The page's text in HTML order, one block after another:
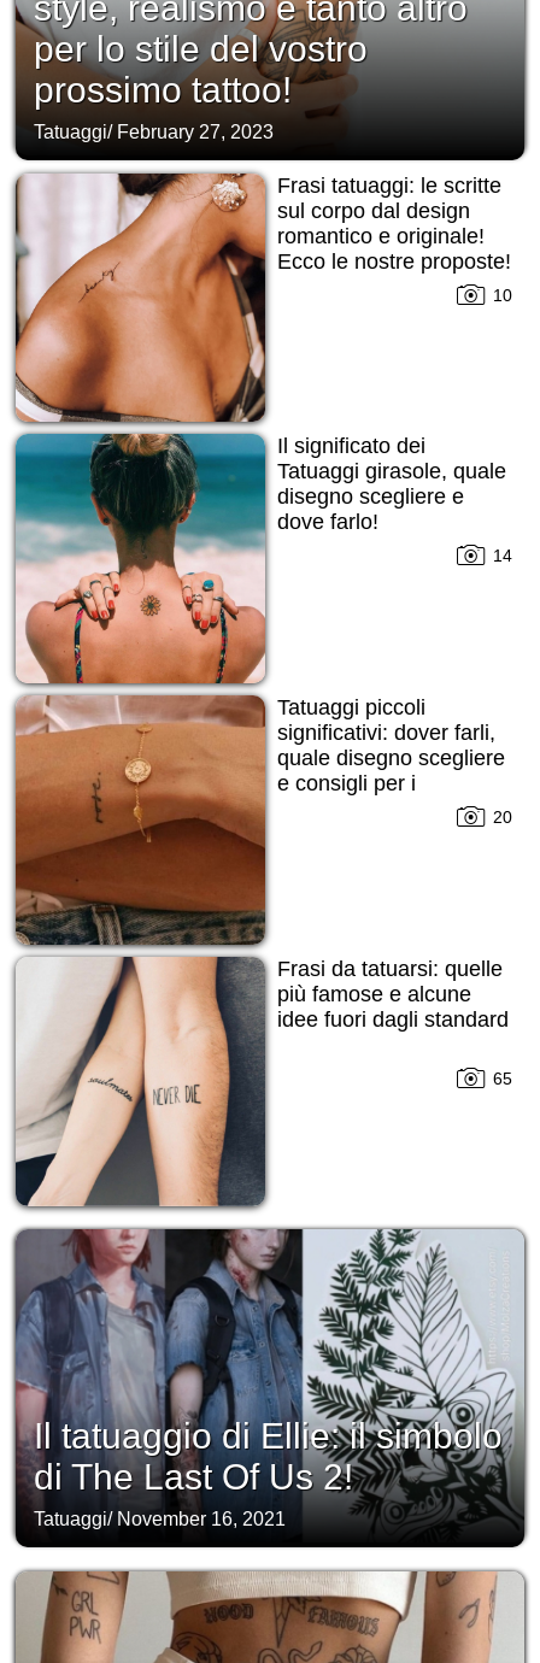
per lo stile del vostro
prossimo tattoo!
Tatuaggi/ February 27, 2023
Frasi tatuaggi: le scritte
sul corpo dal design
romantico e originale!
Ecco le nostre proposte!
10
Il significato dei
Tatuaggi girasole, quale
disegno scegliere e
dove farlo!
14
Tatuaggi piccoli
significativi: dover farli,
quale disegno scegliere
e consigli per i
20
Frasi da tatuarsi: quelle
più famose e alcune
idee fuori dagli standard
65
Il tatuaggio di Ellie: il simbolo
di The Last Of Us 2!
Tatuaggi/ November 16, 2021